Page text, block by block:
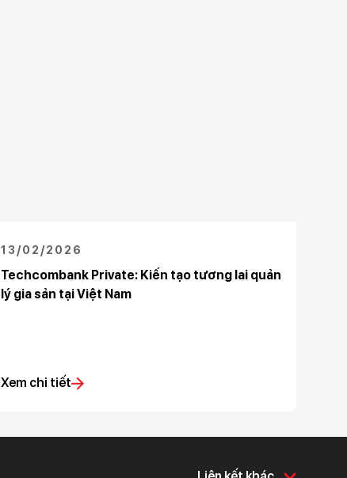
13/02/2026
Techcombank Private: Kiến tạo tương lai quản
lý gia sản tại Việt Nam
Xem chi tiết